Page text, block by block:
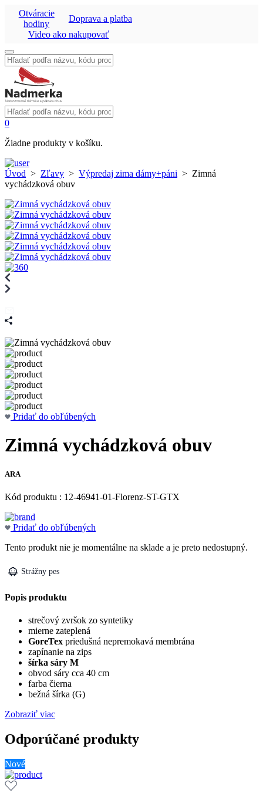
Otváracie
hodiny
Doprava a platba
Video ako nakupovať
Vyhľadať:
Vyhľadať:
0
Žiadne produkty v košíku.
Úvod > Zľavy > Výpredaj zima dámy+páni > Zimná
vychádzková obuv
Pridať do obľúbených
Zimná vychádzková obuv
ARA
Kód produktu : 12-46941-01-Florenz-ST-GTX
Pridať do obľúbených
Tento produkt nie je momentálne na sklade a je preto nedostupný.
Strážny pes
Popis produktu
strečový zvršok zo syntetiky
mierne zateplená
GoreTex priedušná nepremokavá membrána
zapínanie na zips
šírka sáry M
obvod sáry cca 40 cm
farba čierna
bežná šírka (G)
Zobraziť viac
Odporúčané produkty
Nové